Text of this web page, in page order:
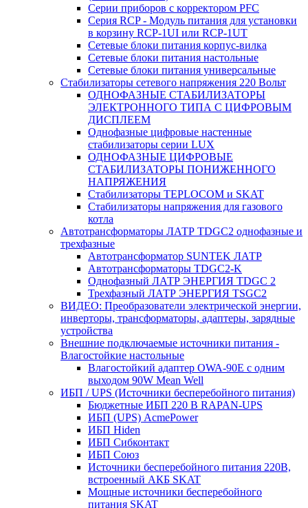
Серии приборов с корректором PFC
Серия RCP - Модуль питания для установки
в корзину RCP-1UI или RCP-1UT
Сетевые блоки питания корпус-вилка
Сетевые блоки питания настольные
Сетевые блоки питания универсальные
Стабилизаторы сетевого напряжения 220 Вольт
ОДНОФАЗНЫЕ СТАБИЛИЗАТОРЫ
ЭЛЕКТРОННОГО ТИПА С ЦИФРОВЫМ
ДИСПЛЕЕМ
Однофазные цифровые настенные
стабилизаторы серии LUX
ОДНОФАЗНЫЕ ЦИФРОВЫЕ
СТАБИЛИЗАТОРЫ ПОНИЖЕННОГО
НАПРЯЖЕНИЯ
Стабилизаторы TEPLOCOM и SKAT
Стабилизаторы напряжения для газового
котла
Автотрансформаторы ЛАТР TDGC2 однофазные и
трехфазные
Автотрансформатор SUNTEK ЛАТР
Автотрансформаторы TDGC2-K
Однофазный ЛАТР ЭНЕРГИЯ TDGC 2
Трехфазный ЛАТР ЭНЕРГИЯ TSGC2
ВИДЕО: Преобразователи электрической энергии,
инверторы, трансформаторы, адаптеры, зарядные
устройства
Внешние подключаемые источники питания -
Влагостойкие настольные
Влагостойкий адаптер OWA-90E с одним
выходом 90W Mean Well
ИБП / UPS (Источники бесперебойного питания)
Бюджетные ИБП 220 В RAPAN-UPS
ИБП (UPS) AcmePower
ИБП Hiden
ИБП Сибконтакт
ИБП Союз
Источники бесперебойного питания 220В,
встроенный АКБ SKAT
Мощные источники бесперебойного
питания SKAT